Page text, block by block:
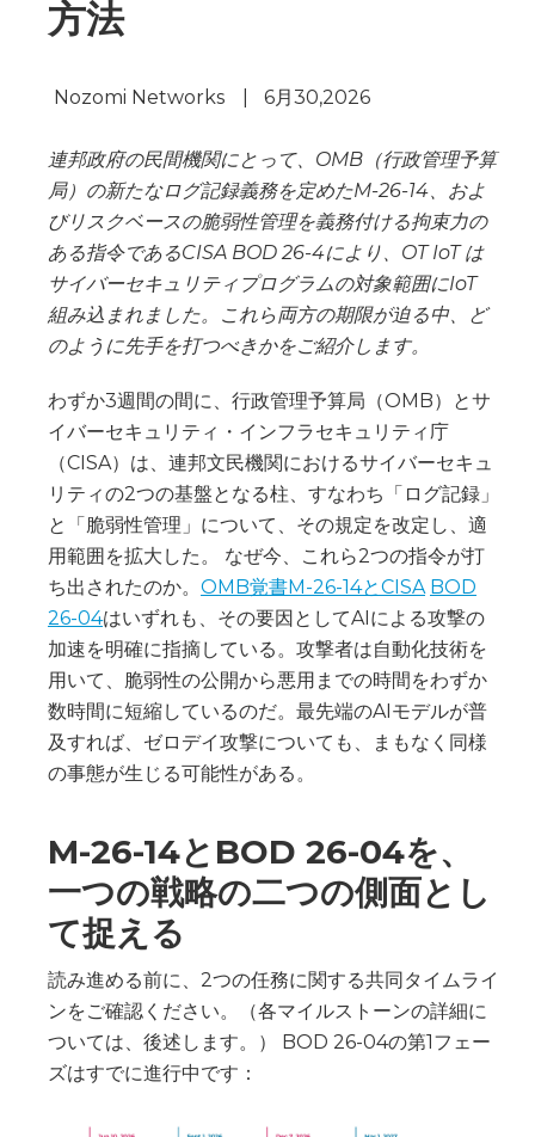
方法
Nozomi Networks 6月30,2026
連邦政府の民間機関にとって、OMB（行政管理予算
局）の新たなログ記録義務を定めたM-26-14、およ
びリスクベースの脆弱性管理を義務付ける拘束力の
ある指令であるCISA BOD 26-4により、OT IoT は
サイバーセキュリティプログラムの対象範囲にIoT
組み込まれました。これら両方の期限が迫る中、ど
のように先手を打つべきかをご紹介します。
わずか3週間の間に、行政管理予算局（OMB）とサ
イバーセキュリティ・インフラセキュリティ庁
（CISA）は、連邦文民機関におけるサイバーセキュ
リティの2つの基盤となる柱、すなわち「ログ記録」
と「脆弱性管理」について、その規定を改定し、適
用範囲を拡大した。 なぜ今、これら2つの指令が打
ち出されたのか。 OMB覚書M-26-14とCISA BOD
26-04はいずれも、その要因としてAIによる攻撃の
加速を明確に指摘している。攻撃者は自動化技術を
用いて、脆弱性の公開から悪用までの時間をわずか
数時間に短縮しているのだ。最先端のAIモデルが普
及すれば、ゼロデイ攻撃についても、まもなく同様
の事態が生じる可能性がある。
M-26-14とBOD 26-04を、
一つの戦略の二つの側面とし
て捉える
読み進める前に、2つの任務に関する共同タイムライ
ンをご確認ください。（各マイルストーンの詳細に
ついては、後述します。） BOD 26-04の第1フェー
ズはすでに進行中です：